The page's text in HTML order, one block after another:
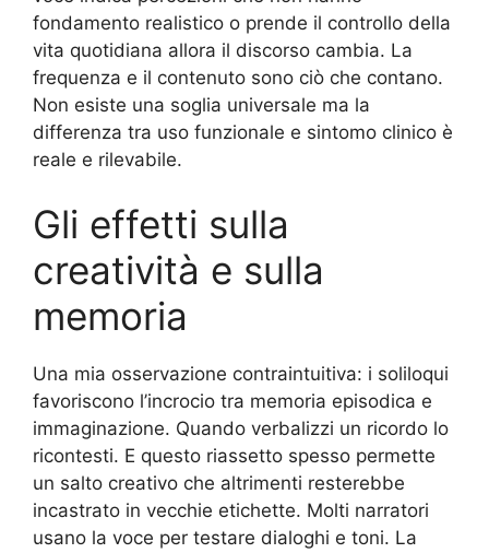
fondamento realistico o prende il controllo della
vita quotidiana allora il discorso cambia. La
frequenza e il contenuto sono ciò che contano.
Non esiste una soglia universale ma la
differenza tra uso funzionale e sintomo clinico è
reale e rilevabile.
Gli effetti sulla
creatività e sulla
memoria
Una mia osservazione contraintuitiva: i soliloqui
favoriscono l’incrocio tra memoria episodica e
immaginazione. Quando verbalizzi un ricordo lo
ricontesti. E questo riassetto spesso permette
un salto creativo che altrimenti resterebbe
incastrato in vecchie etichette. Molti narratori
usano la voce per testare dialoghi e toni. La